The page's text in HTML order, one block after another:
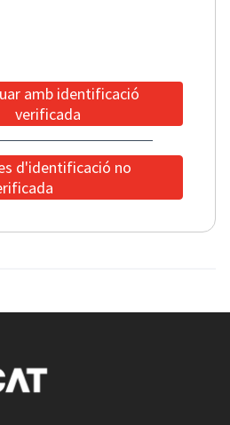
amb identificació
verificada
d'identificació no